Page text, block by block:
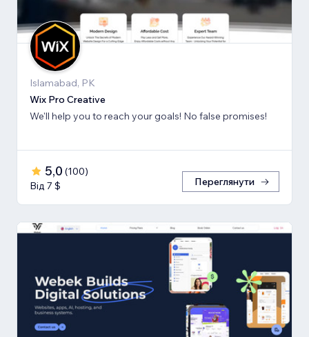
Islamabad, PK
Wix Pro Creative
We'll help you to reach your goals! No false promises!
5,0 (100)
Від 7 $
Переглянути